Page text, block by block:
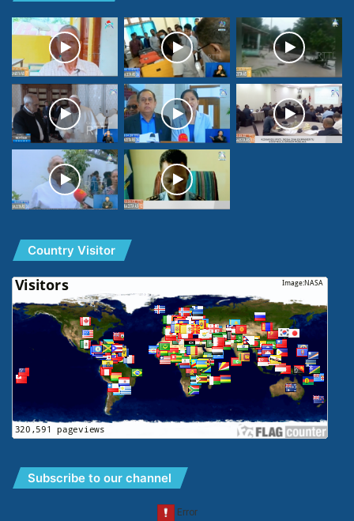
Country Visitor
Subscribe to our channel